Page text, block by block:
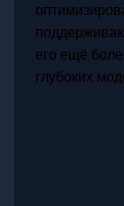
его ещё
глубоких